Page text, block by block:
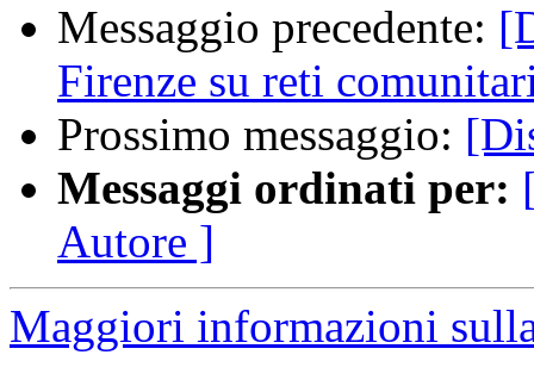
Messaggio precedente:
Firenze su reti
Prossimo messaggio:
Messaggi ordinati per:
Autore ]
Maggiori informazioni